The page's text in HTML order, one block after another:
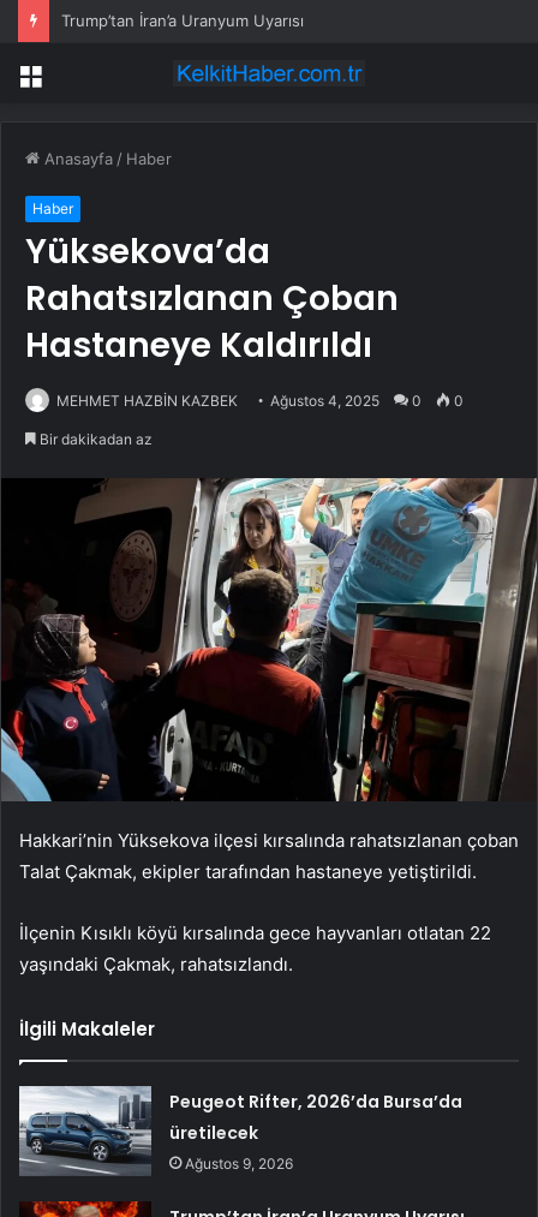
Trump’tan İran’a Uranyum Uyarısı
Menü
Anasayfa / Haber
Haber
Yüksekova’da
Rahatsızlanan Çoban
Hastaneye Kaldırıldı
MEHMET HAZBİN KAZBEK Ağustos 4, 2025 0 0
Bir dakikadan az
Hakkari’nin Yüksekova ilçesi kırsalında rahatsızlanan çoban
Talat Çakmak, ekipler tarafından hastaneye yetiştirildi.
İlçenin Kısıklı köyü kırsalında gece hayvanları otlatan 22
yaşındaki Çakmak, rahatsızlandı.
İlgili Makaleler
Peugeot Rifter, 2026’da Bursa’da
üretilecek
Ağustos 9, 2026